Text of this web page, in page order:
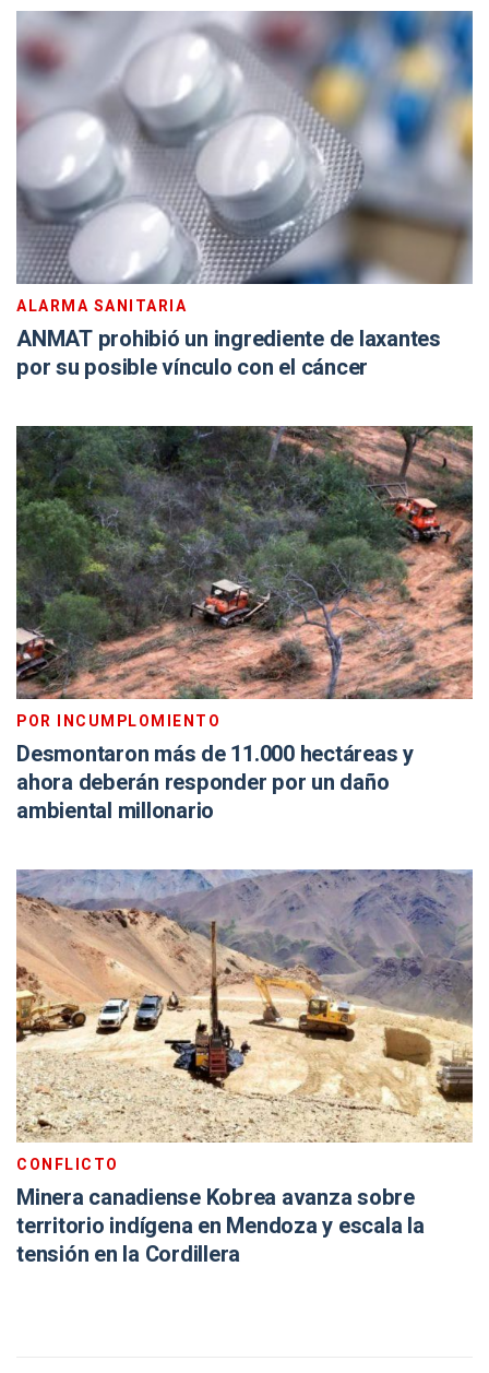
ALARMA SANITARIA
ANMAT prohibió un ingrediente de laxantes
por su posible vínculo con el cáncer
POR INCUMPLOMIENTO
Desmontaron más de 11.000 hectáreas y
ahora deberán responder por un daño
ambiental millonario
CONFLICTO
Minera canadiense Kobrea avanza sobre
territorio indígena en Mendoza y escala la
tensión en la Cordillera